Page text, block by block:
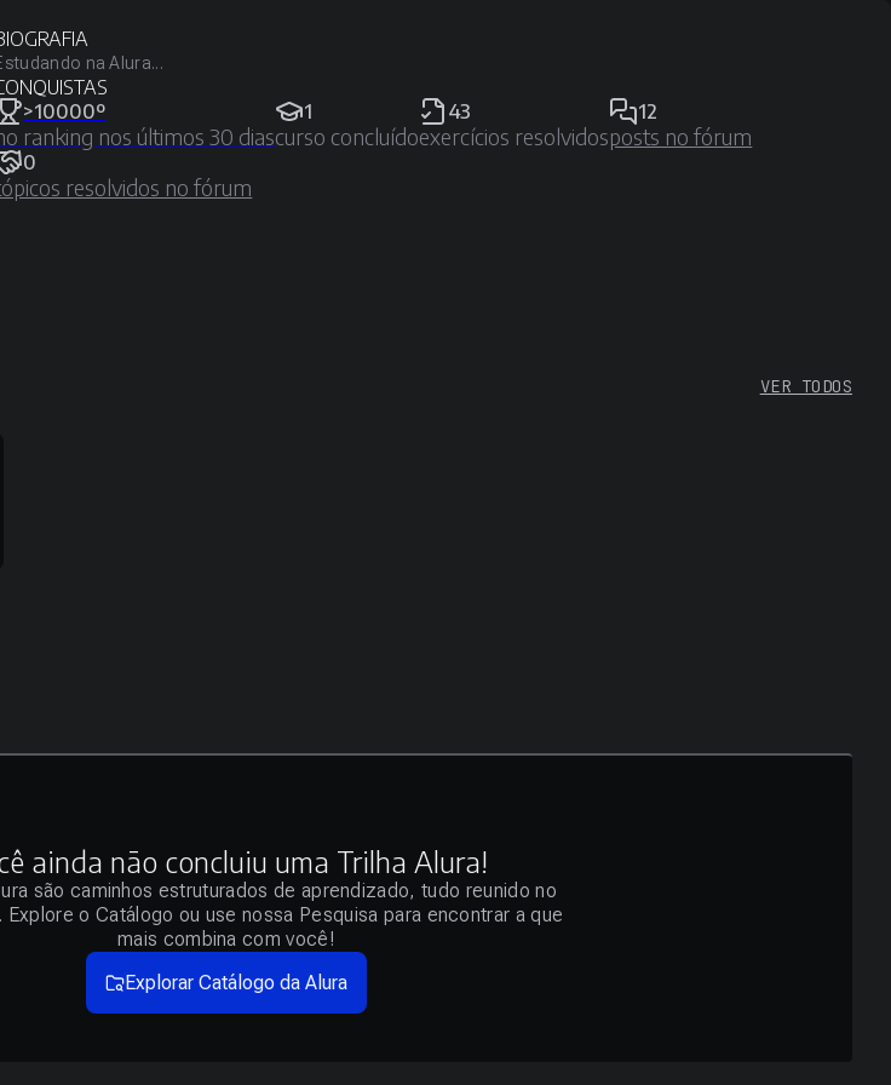
na Alura...
>10000º
ranking nos últimos 30 dias
1
curso concluído
43
exercícios resolvidos
12
posts no fórum
0
resolvidos no fórum
VER TODOS
ainda não concluiu uma Trilha Alura!
são caminhos estruturados de aprendizado, tudo reunido no
Explore o Catálogo ou use nossa Pesquisa para encontrar a que
mais combina com você!
Explorar Catálogo da Alura